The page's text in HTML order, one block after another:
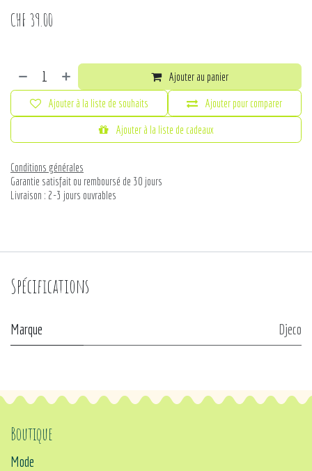
CHF 39.00
Ajouter au panier
Ajouter pour comparer
Ajouter à la liste de cadeaux
Ajouter à la liste de souhaits
Conditions générales
Garantie satisfait ou remboursé de 30 jours
Livraison : 2-3 jours ouvrables
Spécifications
Marque Djeco
Boutique
Mode